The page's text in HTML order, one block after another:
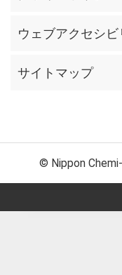
ウェブアクセシビ
サイトマップ
© Nippon